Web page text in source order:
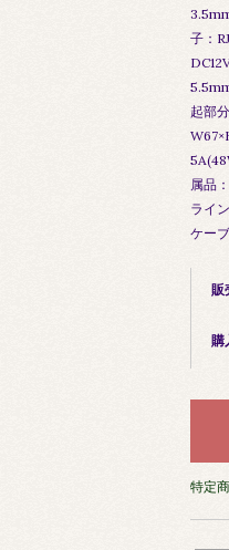
子：
起部
属品
ライ
ケー
販
購
特定